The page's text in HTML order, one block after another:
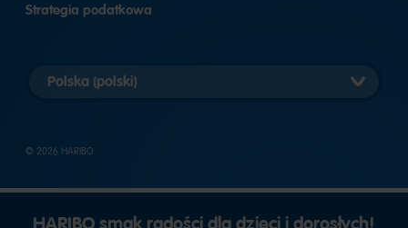
Strategia podatkowa
Wybierz
© 2026 HARIBO